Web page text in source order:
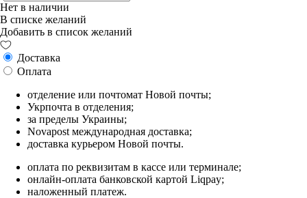
Нет в наличии
В списке желаний
Добавить в список желаний
Доставка
Оплата
отделение или почтомат Новой почты;
Укрпочта в отделения;
за пределы Украины;
Novapost международная доставка;
доставка курьером Новой почты.
оплата по реквизитам в кассе или терминале;
онлайн-оплата банковской картой Liqpay;
наложенный платеж.